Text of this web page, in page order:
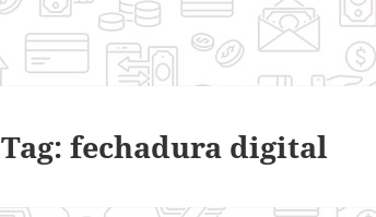
Tag:fechadura digital